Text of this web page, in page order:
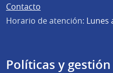
Contacto
Horario de atención: Lunes
Políticas y gestión